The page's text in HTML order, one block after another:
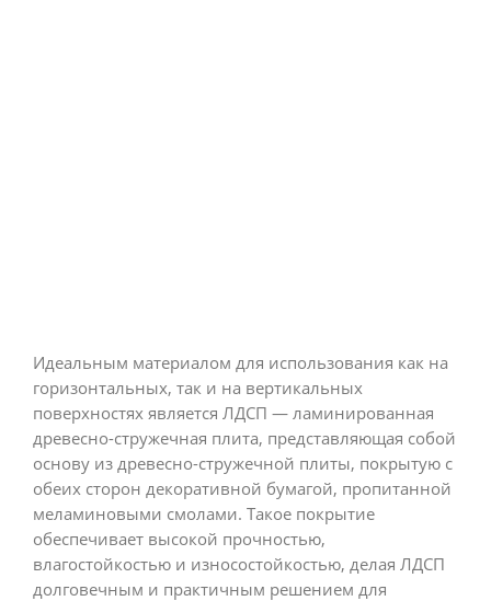
Идеальным материалом для использования как на
горизонтальных, так и на вертикальных
поверхностях является ЛДСП — ламинированная
древесно-стружечная плита, представляющая собой
основу из древесно-стружечной плиты, покрытую с
обеих сторон декоративной бумагой, пропитанной
меламиновыми смолами. Такое покрытие
обеспечивает высокой прочностью,
влагостойкостью и износостойкостью, делая ЛДСП
долговечным и практичным решением для